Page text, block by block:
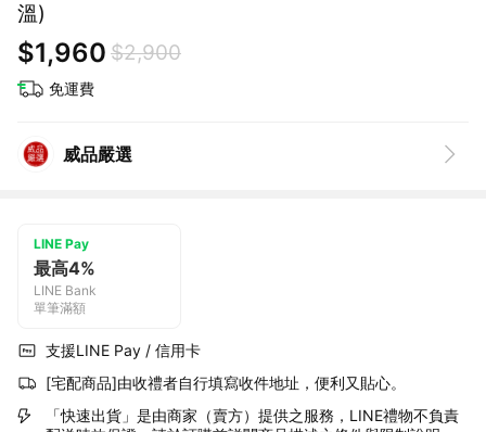
溫)
$1,960 $2,900
免運費
威品嚴選
LINE Pay
最高4%
LINE Bank
單筆滿額
支援LINE Pay / 信用卡
[宅配商品]由收禮者自行填寫收件地址，便利又貼心。
「快速出貨」是由商家（賣方）提供之服務，LINE禮物不負責